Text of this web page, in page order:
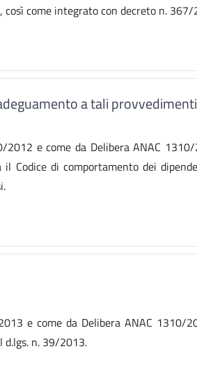
come integrato con decreto n. 367/
a tali provvedimenti
e come da Delibera ANAC
Codice di comportamento dei
e come da Delibera ANAC
d.lgs. n. 39/2013.